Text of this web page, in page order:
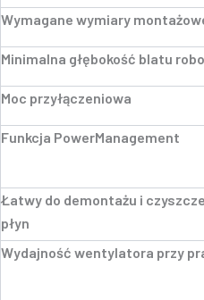
Wymagane wymiary
Minimalna głębokość blatu
Moc przyłączeniowa
Funkcja PowerManagement
Łatwy do demontażu i
płyn
Wydajność wentylatora przy